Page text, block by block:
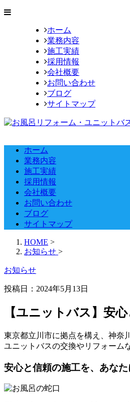
ホーム
業務内容
施工実績
採用情報
会社概要
お問い合わせ
ブログ
サイトマップ
ホーム
業務内容
施工実績
採用情報
会社概要
お問い合わせ
ブログ
サイトマップ
HOME >
お知らせ >
お知らせ
投稿日： 2024年5月13日
【ユニットバス】安
東京都立川市に拠点を構え、神奈
ユニットバスの交換やリフォーム
安心と信頼の施工を、あなた